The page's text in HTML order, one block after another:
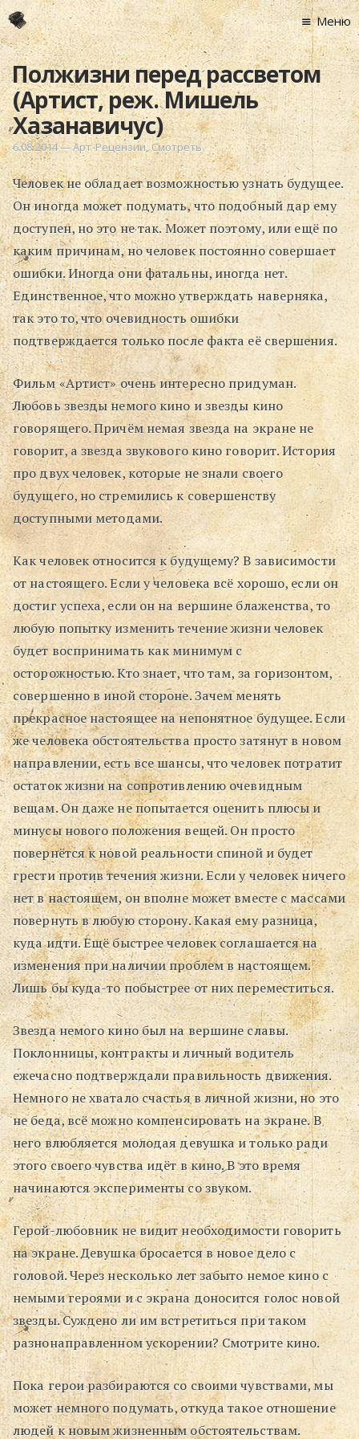
Главная
Новости
Графоманство
* Автотекст
*
* Хронограф
Арт-Рецензии
* Слушать
* Смотреть
* Читать
* По жизни
Блог
Поиск
Меню
Полжизни перед рассветом
(Артист, реж. Мишель
Хазанавичус)
6.08.2014—Арт-Рецензии,Смотреть
Человек не обладает возможностью узнать будущее.
Он иногда может подумать, что подобный дар ему
доступен, но это не так. Может поэтому, или ещё по
каким причинам, но человек постоянно совершает
ошибки. Иногда они фатальны, иногда нет.
Единственное, что можно утверждать наверняка,
так это то, что очевидность ошибки
подтверждается только после факта её свершения.
Фильм «Артист» очень интересно придуман.
Любовь звезды немого кино и звезды кино
говорящего. Причём немая звезда на экране не
говорит, а звезда звукового кино говорит. История
про двух человек, которые не знали своего
будущего, но стремились к совершенству
доступными методами.
Как человек относится к будущему? В зависимости
от настоящего. Если у человека всё хорошо, если он
достиг успеха, если он на вершине блаженства, то
любую попытку изменить течение жизни человек
будет воспринимать как минимум с
осторожностью. Кто знает, что там, за горизонтом,
совершенно в иной стороне. Зачем менять
прекрасное настоящее на непонятное будущее. Если
же человека обстоятельства просто затянут в новом
направлении, есть все шансы, что человек потратит
остаток жизни на сопротивлению очевидным
вещам. Он даже не попытается оценить плюсы и
минусы нового положения вещей. Он просто
повернётся к новой реальности спиной и будет
грести против течения жизни. Если у человек ничего
нет в настоящем, он вполне может вместе с массами
повернуть в любую сторону. Какая ему разница,
куда идти. Ещё быстрее человек соглашается на
изменения при наличии проблем в настоящем.
Лишь бы куда-то побыстрее от них переместиться.
Звезда немого кино был на вершине славы.
Поклонницы, контракты и личный водитель
ежечасно подтверждали правильность движения.
Немного не хватало счастья в личной жизни, но это
не беда, всё можно компенсировать на экране. В
него влюбляется молодая девушка и только ради
этого своего чувства идёт в кино. В это время
начинаются эксперименты со звуком.
Герой-любовник не видит необходимости говорить
на экране. Девушка бросается в новое дело с
головой. Через несколько лет забыто немое кино с
немыми героями и с экрана доносится голос новой
звезды. Суждено ли им встретиться при таком
разнонаправленном ускорении? Смотрите кино.
Пока герои разбираются со своими чувствами, мы
может немного подумать, откуда такое отношение
людей к новым жизненным обстоятельствам.